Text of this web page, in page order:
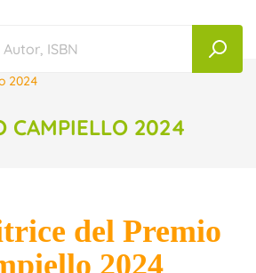
2024
CAMPIELLO 2024
del Premio
2024